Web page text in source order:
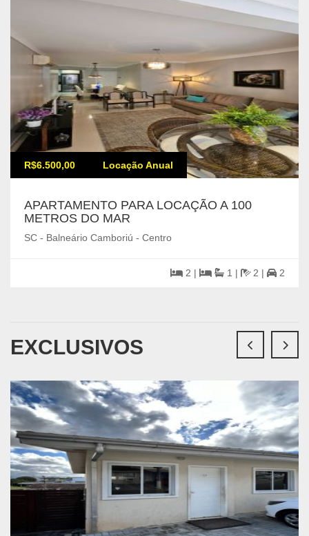
R$6.500,00 Locação Anual
APARTAMENTO PARA LOCAÇÃO A 100
METROS DO MAR
SC - Balneário Camboriú - Centro
2 | 1 | 2 | 2
EXCLUSIVOS